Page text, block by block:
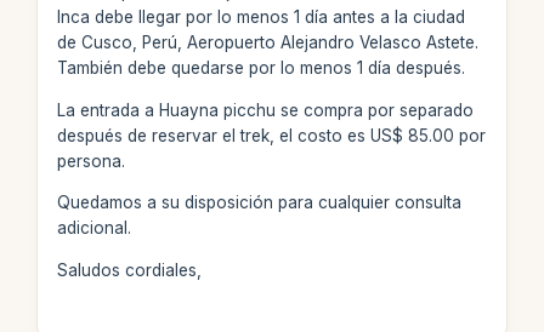
Inca debe llegar por lo menos 1 día antes a la ciudad
de Cusco, Perú, Aeropuerto Alejandro Velasco Astete.
También debe quedarse por lo menos 1 día después.
La entrada a Huayna picchu se compra por separado
después de reservar el trek, el costo es US$ 85.00 por
persona.
Quedamos a su disposición para cualquier consulta
adicional.
Saludos cordiales,